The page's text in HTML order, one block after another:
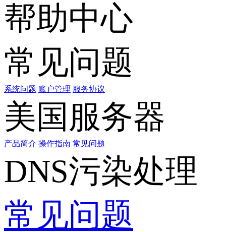
帮助中心
常见问题
系统问题 账户管理 服务协议
美国服务器
产品简介 操作指南 常见问题
DNS污染处理
常见问题